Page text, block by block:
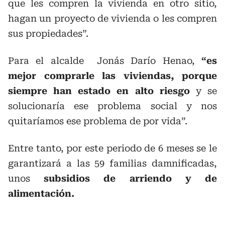
que les compren la vivienda en otro sitio,
hagan un proyecto de vivienda o les compren
sus propiedades”.
Para el alcalde Jonás Darío Henao, “es
mejor comprarle las viviendas, porque
siempre han estado en alto riesgo y se
solucionaría ese problema social y nos
quitaríamos ese problema de por vida”.
Entre tanto, por este periodo de 6 meses se le
garantizará a las 59 familias damnificadas,
unossubsidios de arriendo y de
alimentación.